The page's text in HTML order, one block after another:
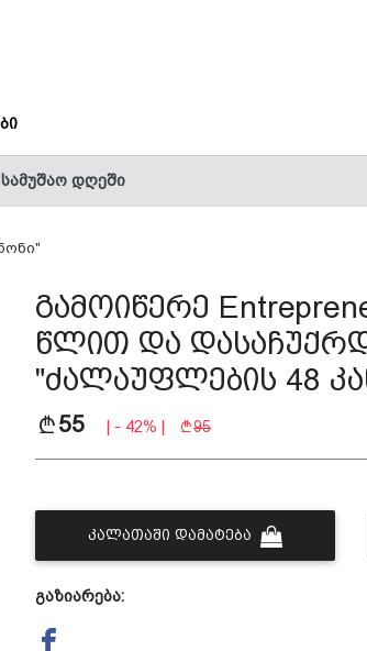
დღეში
(CURRENT)
გამოიწერე
წლით და
"ძალაუფლების 48
55 | - 42% | 95
ᲙᲐᲚᲐᲗᲐᲨᲘ ᲓᲐᲛᲐᲢᲔᲑᲐ
გაზიარება: